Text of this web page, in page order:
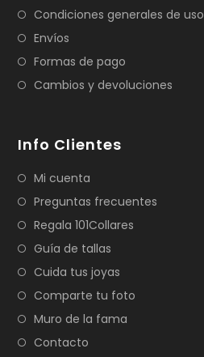
Condiciones generales de uso
Envíos
Formas de pago
Cambios y devoluciones
Info Clientes
Mi cuenta
Preguntas frecuentes
Regala 101Collares
Guía de tallas
Cuida tus joyas
Comparte tu foto
Muro de la fama
Contacto